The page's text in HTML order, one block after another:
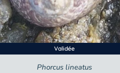
Validée
Phorcus lineatus